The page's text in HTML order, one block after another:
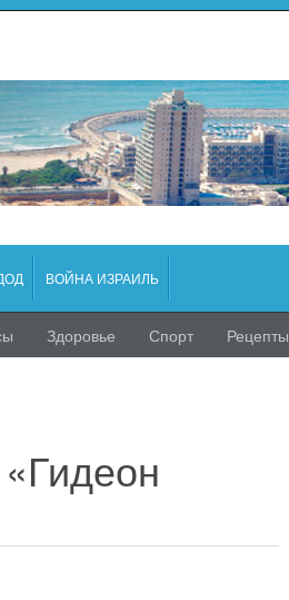
ВОЙНА ИЗРАИЛЬ
Здоровье Спорт Рецепты